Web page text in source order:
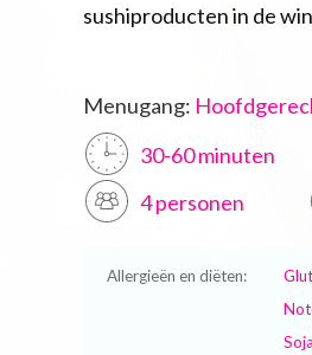
sushiproducten in de
Menugang:
30-60 minuten
4 personen
Allergieën en diëten: